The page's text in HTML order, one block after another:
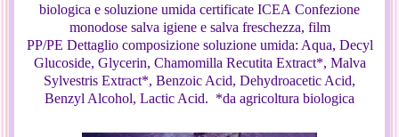
biologica e soluzione umida certificate ICEA Confezione
monodose salva igiene e salva freschezza, film
PP/PE Dettaglio composizione soluzione umida: Aqua, Decyl
Glucoside, Glycerin, Chamomilla Recutita Extract*, Malva
Sylvestris Extract*, Benzoic Acid, Dehydroacetic Acid,
Benzyl Alcohol, Lactic Acid. *da agricoltura biologica